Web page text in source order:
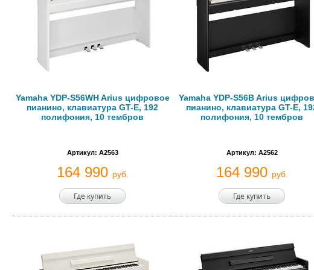
Yamaha YDP-S56WH Arius цифровое
пианино, клавиатура GT-E, 192
полифония, 10 тембров
Артикул: A2563
164 990 руб.
Где купить
Yamaha YDP-S56B Arius
пианино, клавиатура GT-E,
полифония, 10 тембров
Артикул: A2562
164 990 руб.
Где купить